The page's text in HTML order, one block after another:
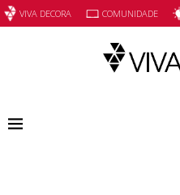
VIVA DECORA COMUNIDADE